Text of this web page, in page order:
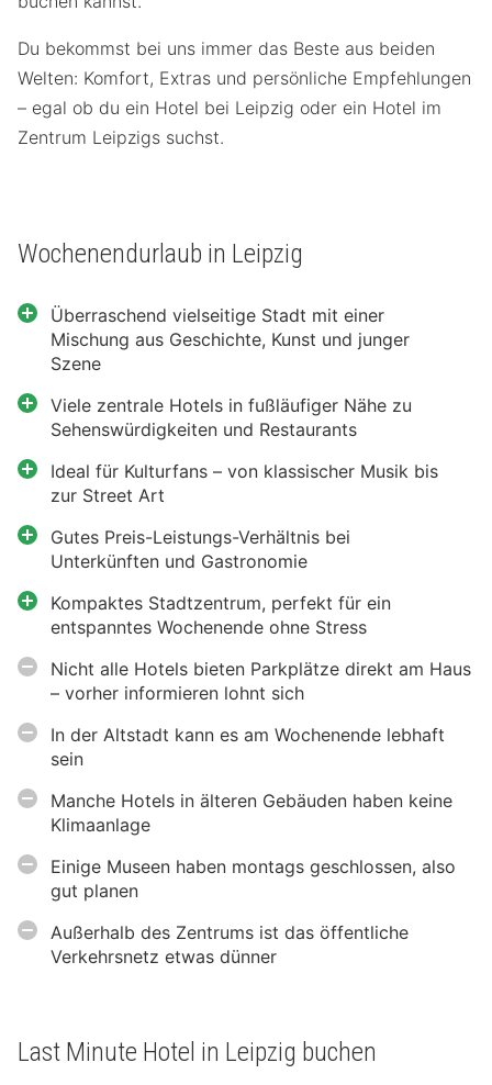
Du bekommst bei uns immer das Beste aus beiden
Welten: Komfort, Extras und persönliche Empfehlungen
– egal ob du ein Hotel bei Leipzig oder ein Hotel im
Zentrum Leipzigs suchst.
Wochenendurlaub in Leipzig
Überraschend vielseitige Stadt mit einer
Mischung aus Geschichte, Kunst und junger
Szene
Viele zentrale Hotels in fußläufiger Nähe zu
Sehenswürdigkeiten und Restaurants
Ideal für Kulturfans – von klassischer Musik bis
zur Street Art
Gutes Preis-Leistungs-Verhältnis bei
Unterkünften und Gastronomie
Kompaktes Stadtzentrum, perfekt für ein
entspanntes Wochenende ohne Stress
Nicht alle Hotels bieten Parkplätze direkt am Haus
– vorher informieren lohnt sich
In der Altstadt kann es am Wochenende lebhaft
sein
Manche Hotels in älteren Gebäuden haben keine
Klimaanlage
Einige Museen haben montags geschlossen, also
gut planen
Außerhalb des Zentrums ist das öffentliche
Verkehrsnetz etwas dünner
Last Minute Hotel in Leipzig buchen